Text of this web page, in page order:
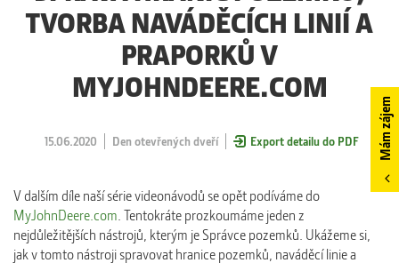
Mám zájem
TVORBA NAVÁDĚCÍCH LINIÍ A
PRAPORKŮ V
MYJOHNDEERE.COM
15.06.2020 Den otevřených dveří Export detailu do PDF
V dalším díle naší série videonávodů se opět podíváme do
MyJohnDeere.com. Tentokráte prozkoumáme jeden z
nejdůležitějších nástrojů, kterým je Správce pozemků. Ukážeme si,
jak v tomto nástroji spravovat hranice pozemků, naváděcí linie a